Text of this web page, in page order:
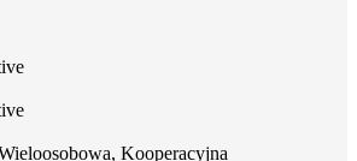
Kooperacyjna